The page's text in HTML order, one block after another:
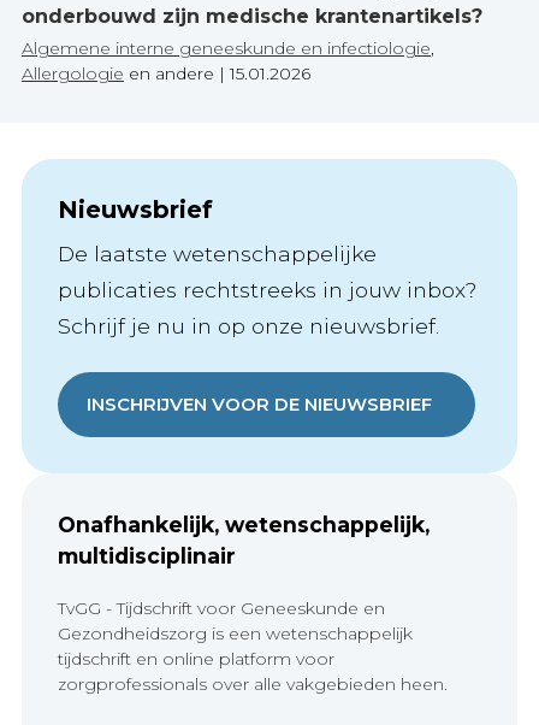
onderbouwd zijn medische krantenartikels?
Algemene interne geneeskunde en infectiologie
Allergologie en andere |15.01.2026
Nieuwsbrief
De laatste wetenschappelijke
publicaties rechtstreeks in jouw inbox?
Schrijf je nu in op onze nieuwsbrief.
INSCHRIJVEN VOOR DE NIEUWSBRIEF
Onafhankelijk, wetenschappelijk,
multidisciplinair
TvGG - Tijdschrift voor Geneeskunde en
Gezondheidszorg is een wetenschappelijk
tijdschrift en online platform voor
zorgprofessionals over alle vakgebieden heen.